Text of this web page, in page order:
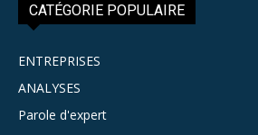
CATÉGORIE POPULAIRE
ENTREPRISES
ANALYSES
Parole d'expert